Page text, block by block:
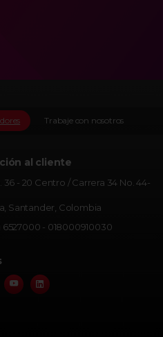
Trabaje con nosotros
al cliente
36 - 20 Centro / Carrera 34 No. 44-
Santander, Colombia
6527000 - 018000910030